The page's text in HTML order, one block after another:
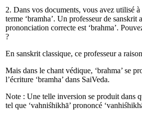
2. Dans vos documents, vous avez utilisé
terme ‘bramha’. Un professeur de sanskrit
prononciation correcte est ‘brahma’.
?
En sanskrit classique, ce professeur a
Mais dans le chant védique, ‘brahma’ se
l’écriture ‘bramha’ dans SaiVeda.
Note : Une telle inversion se produit dans
tel que ‘vahniśhikhā’ prononcé